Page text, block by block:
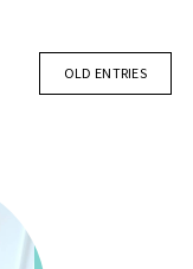
OLD ENTRIES